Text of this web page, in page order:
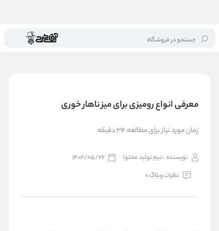
جستجو در فروشگاه خانه / بلاگ/ معرفی انواع رومیزی برای میز ناهار خوری
معرفی انواع رومیزی برای میز ناهار خوری
زمان مورد نیاز برای مطالعه 34 دقیقه
نویسنده : تیم تولید محتوا
1402/05/22
نظرات وبلاگ 0